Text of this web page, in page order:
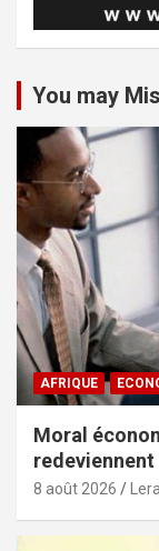
You may
AFRIQUE
Moral
poignée de
8 août 2026